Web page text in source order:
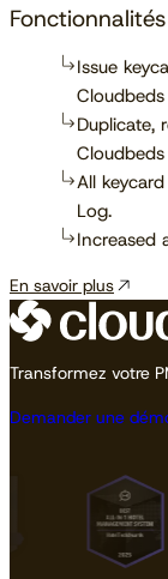
Fonctionnalités
Issue
Duplicate,
All
Log.
Increased
En savoir plus
Transformez votre
Demander une